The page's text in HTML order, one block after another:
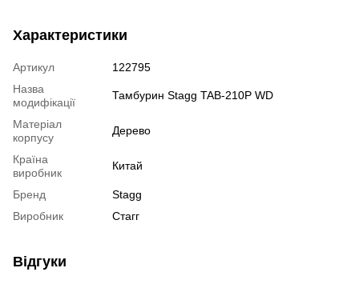
Характеристики
Артикул
122795
Назва
модифікації
Тамбурин Stagg TAB-210P WD
Матеріал
корпусу
Дерево
Країна
виробник
Китай
Бренд
Stagg
Виробник
Стагг
Відгуки